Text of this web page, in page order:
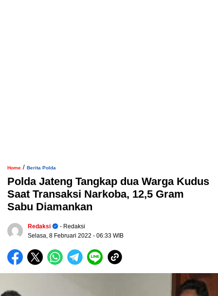
Home / Berita Polda
Polda Jateng Tangkap dua Warga Kudus
Saat Transaksi Narkoba, 12,5 Gram
Sabu Diamankan
Redaksi
- Redaksi
Selasa, 8 Februari 2022 - 06:33 WIB